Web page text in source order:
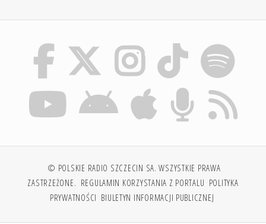
© POLSKIE RADIO SZCZECIN SA. WSZYSTKIE PRAWA
ZASTRZEŻONE. REGULAMIN KORZYSTANIA Z PORTALU POLITYKA
PRYWATNOŚCI BIULETYN INFORMACJI PUBLICZNEJ